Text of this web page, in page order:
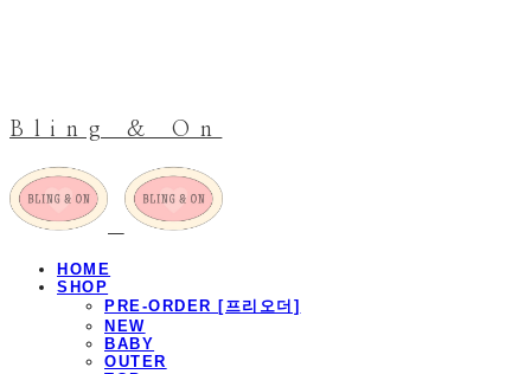
Bling & On
HOME
SHOP
PRE-ORDER [프리오더]
NEW
BABY
OUTER